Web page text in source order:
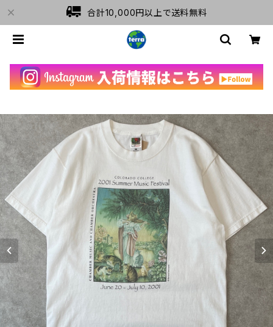
合計10,000円以上で送料無料